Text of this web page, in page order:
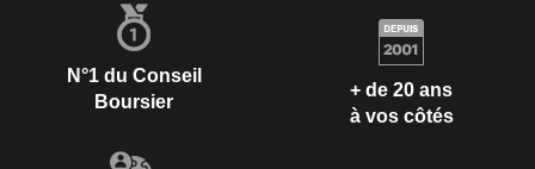
N°1 du Conseil
Boursier
+ de 20 ans
à vos côtés